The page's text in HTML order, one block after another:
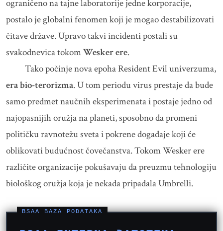
ograničeno na tajne laboratorije jedne korporacije,
postalo je globalni fenomen koji je mogao destabilizovati
čitave države. Upravo takvi incidenti postali su
svakodnevica tokomWesker ere.
Tako počinje nova epoha Resident Evil univerzuma,
era bio-terorizma. U tom periodu virus prestaje da bude
samo predmet naučnih eksperimenata i postaje jedno od
najopasnijih oružja na planeti, sposobno da promeni
političku ravnotežu sveta i pokrene događaje koji će
oblikovati budućnost čovečanstva. Tokom Wesker ere
različite organizacije pokušavaju da preuzmu tehnologiju
biološkog oružja koja je nekada pripadala Umbrelli.